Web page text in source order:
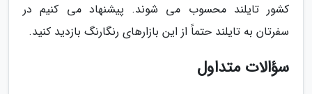
کشور تایلند محسوب می شوند. پیشنهاد می کنیم در
سفرتان به تایلند حتماً از این بازارهای رنگارنگ بازدید کنید.
سؤالات متداول